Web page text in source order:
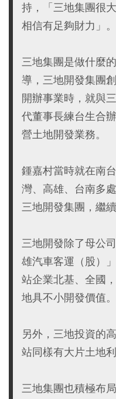
持，「三地集團很
相信有足夠財力」。
三地集團是做什麼
導，三地開發集團
開辦事業時，就與
代董事長練台生合
營土地開發業務。
鍾嘉村當時就在南
灣、高雄、台南多
三地開發集團，繼
三地開發除了母公
雄汽車客運（股）
站企業北基、全國
地具不小開發價值。
另外，三地投資的
站同樣有大片土地利
三地集團也積極布